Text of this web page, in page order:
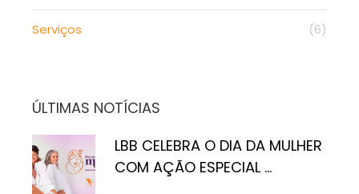
Serviços (6)
ÚLTIMAS NOTÍCIAS
LBB CELEBRA O DIA DA MULHER
COM AÇÃO ESPECIAL ...